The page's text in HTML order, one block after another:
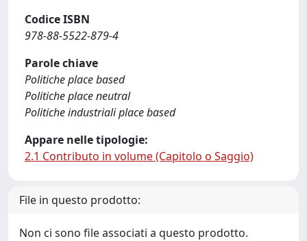
Codice ISBN
978-88-5522-879-4
Parole chiave
Politiche place based
Politiche place neutral
Politiche industriali place based
Appare nelle tipologie:
2.1 Contributo in volume (Capitolo o Saggio)
File in questo prodotto:
Non ci sono file associati a questo prodotto.